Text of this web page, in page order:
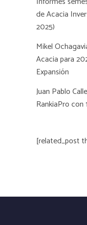
de Acacia
2025)
Mikel
Acacia para
Expansión
Juan Pablo
RankiaPro
[related_post